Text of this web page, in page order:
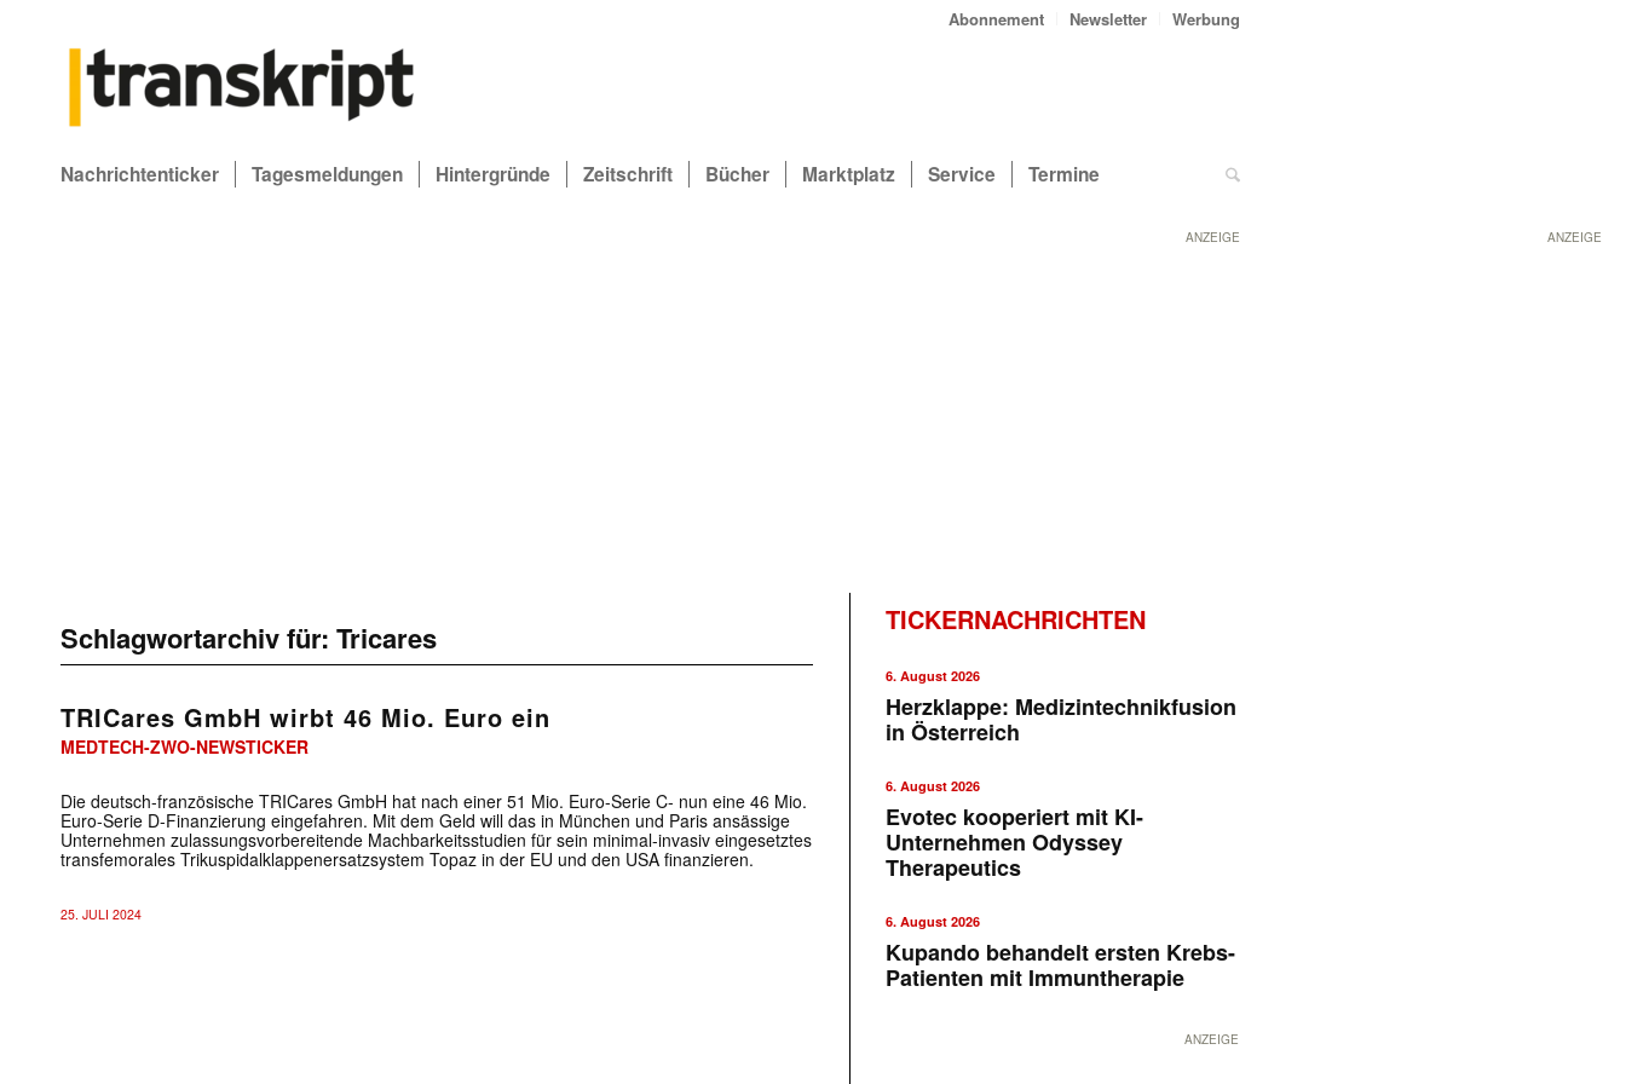
ANZEIGE
Abonnement Newsletter Werbung
Nachrichtenticker Tagesmeldungen Hintergründe Zeitschrift Bücher Marktplatz Service Termine
ANZEIGE
Schlagwortarchiv für: Tricares
TRICares GmbH wirbt 46 Mio. Euro ein
MEDTECH-ZWO-NEWSTICKER
Die deutsch-französische TRICares GmbH hat nach einer 51 Mio. Euro-Serie C- nun eine 46 Mio.
Euro-Serie D-Finanzierung eingefahren. Mit dem Geld will das in München und Paris ansässige
Unternehmen zulassungsvorbereitende Machbarkeitsstudien für sein minimal-invasiv eingesetztes
transfemorales Trikuspidalklappenersatzsystem Topaz in der EU und den USA finanzieren.
25. JULI 2024
TICKERNACHRICHTEN
6. August 2026
Herzklappe: Medizintechnikfusion
in Österreich
6. August 2026
Evotec kooperiert mit KI-
Unternehmen Odyssey
Therapeutics
6. August 2026
Kupando behandelt ersten Krebs-
Patienten mit Immuntherapie
ANZEIGE